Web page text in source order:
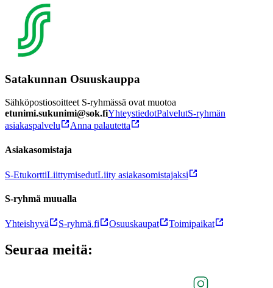
Satakunnan Osuuskauppa
Sähköpostiosoitteet S-ryhmässä ovat muotoa
etunimi.sukunimi@sok.fiYhteystiedotPalvelutS-ryhmän
asiakaspalvelu
Anna palautetta
Asiakasomistaja
S-EtukorttiLiittymisedutLiity asiakasomistajaksi
S-ryhmä muualla
Yhteishyvä S-ryhmä.fi Osuuskaupat Toimipaikat
Seuraa meitä: